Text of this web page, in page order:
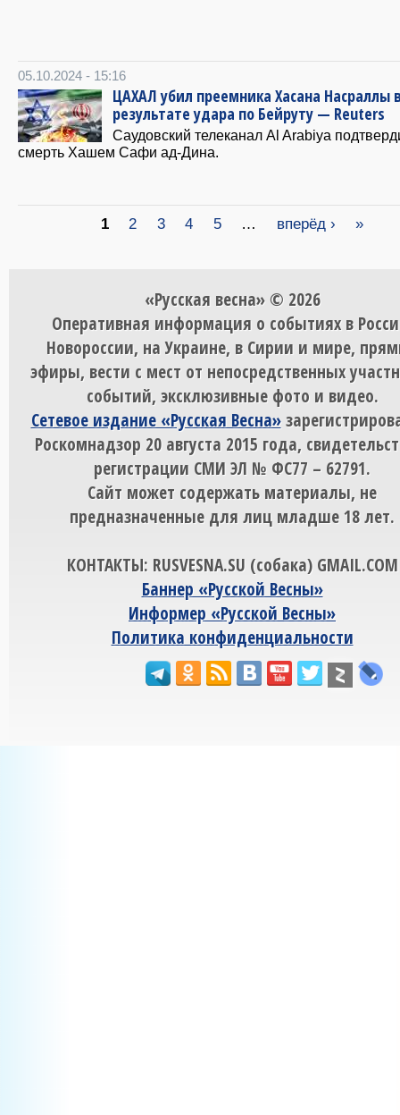
05.10.2024 - 15:16
ЦАХАЛ убил преемника Хасана Насраллы
результате удара по Бейруту — Reuters
Саудовский телеканал Al Arabiya
смерть Хашем Сафи ад-Дина.
1 2 3 4 5 … вперёд › »
«Русская весна» © 2026
Оперативная информация о событиях в
Новороссии, на Украине, в Сирии и мире,
эфиры, вести с мест от непосредственных
событий, эксклюзивные фото и видео.
Сетевое издание «Русская Весна»
Роскомнадзор 20 августа 2015 года,
регистрации СМИ ЭЛ № ФС77 – 62791.
Сайт может содержать материалы, не
предназначенные для лиц младше 18 лет.
КОНТАКТЫ: RUSVESNA.SU (собака) GMAIL.COM
Баннер «Русской Весны»
Информер «Русской Весны»
Политика конфиденциальности